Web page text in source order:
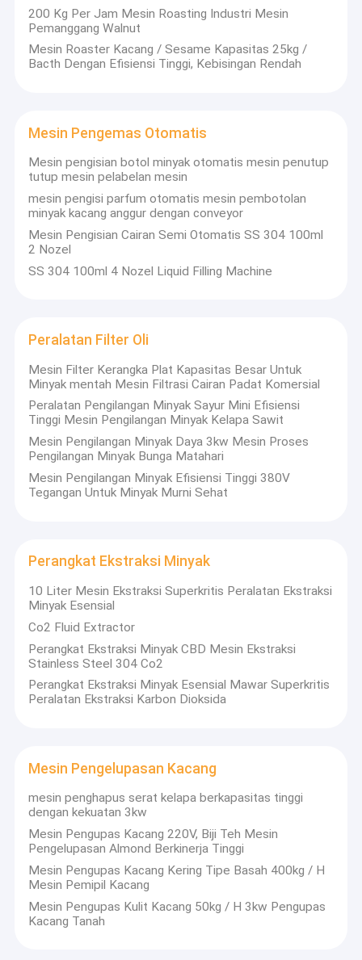
Tentang kami
Tur Pabrik
Kontrol kualitas
Mesin Press Minyak Industri
Mesin Press Oli Hidrolik
200 Kg Per Jam Mesin Roasting Industri Mesin
Pemanggang Walnut
Mesin Roaster Kacang / Sesame Kapasitas 25kg /
Bacth Dengan Efisiensi Tinggi, Kebisingan Rendah
Mesin Pengemas Otomatis
Mesin pengisian botol minyak otomatis mesin penutup
tutup mesin pelabelan mesin
mesin pengisi parfum otomatis mesin pembotolan
minyak kacang anggur dengan conveyor
Mesin Pengisian Cairan Semi Otomatis SS 304 100ml
2 Nozel
SS 304 100ml 4 Nozel Liquid Filling Machine
Peralatan Filter Oli
Mesin Filter Kerangka Plat Kapasitas Besar Untuk
Minyak mentah Mesin Filtrasi Cairan Padat Komersial
Peralatan Pengilangan Minyak Sayur Mini Efisiensi
Tinggi Mesin Pengilangan Minyak Kelapa Sawit
Mesin Pengilangan Minyak Daya 3kw Mesin Proses
Pengilangan Minyak Bunga Matahari
Mesin Pengilangan Minyak Efisiensi Tinggi 380V
Tegangan Untuk Minyak Murni Sehat
Perangkat Ekstraksi Minyak
10 Liter Mesin Ekstraksi Superkritis Peralatan Ekstraksi
Minyak Esensial
Co2 Fluid Extractor
Perangkat Ekstraksi Minyak CBD Mesin Ekstraksi
Stainless Steel 304 Co2
Perangkat Ekstraksi Minyak Esensial Mawar Superkritis
Peralatan Ekstraksi Karbon Dioksida
Mesin Pengelupasan Kacang
mesin penghapus serat kelapa berkapasitas tinggi
dengan kekuatan 3kw
Mesin Pengupas Kacang 220V, Biji Teh Mesin
Pengelupasan Almond Berkinerja Tinggi
Mesin Pengupas Kacang Kering Tipe Basah 400kg / H
Mesin Pemipil Kacang
Mesin Pengupas Kulit Kacang 50kg / H 3kw Pengupas
Kacang Tanah
Henan Companies Registry.Ini adalah perusahaan yang
memiliki kemampuan untuk Industri, Penelitian &
Pengembangan, Penjualan dan Ekspor.Produk utama
kami adalah mesin press oli hidrolik, mesin press oli
spiral, peralatan aksesori untuk mesin press oli dan
mesin lainnya.
Mesin kami telah diekspor ke Amerika, Eropa, Afrika
dan Asia, mendapat reputasi dan harga yang sangat